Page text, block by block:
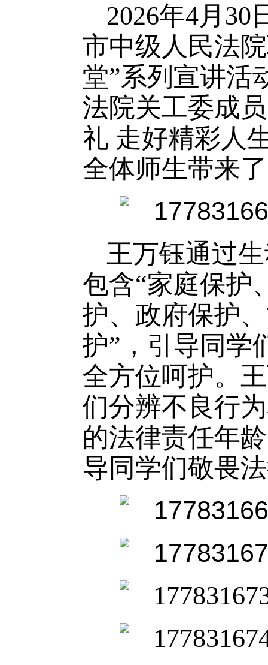
2026年4月
市中级人民法
堂”系列宣讲活
法院关工委成
礼 走好精彩人
全体师生带来
王万钰通过
包含“家庭保护
护、政府保护
护”，引导同学
全方位呵护。
们分辨不良行
的法律责任年
导同学们敬畏